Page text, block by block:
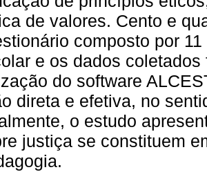
de valores. Cento e
composto por
e os dados
do software
direta e efetiva, no
o estudo
justiça se constituem